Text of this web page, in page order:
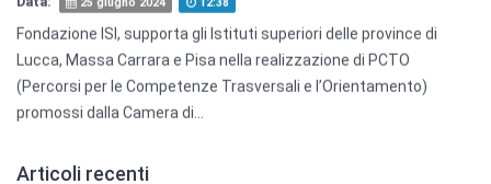
Lucca, Massa Carrara e Pisa nella realizzazione di PCTO
(Percorsi per le Competenze Trasversali e l’Orientamento)
promossi dalla Camera di...
Articoli recenti